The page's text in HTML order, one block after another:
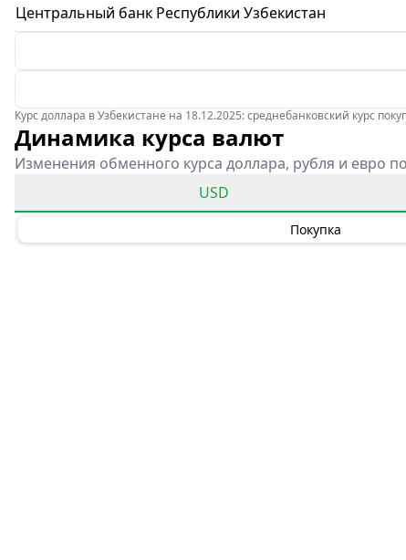
Центральный банк Республики Узбекистан
Курс доллара в Узбекистане на 18.12.2025: среднебанковский курс
Динамика курса валют
Изменения обменного курса доллара, рубля и евро
USD
Покупка